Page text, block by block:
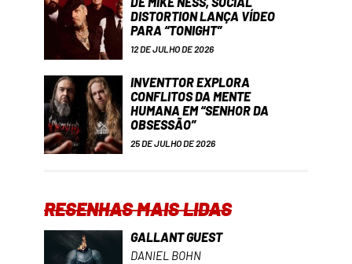
DISTORTION LANÇA VÍDEO
PARA “TONIGHT”
12 DE JULHO DE 2026
INVENTTOR EXPLORA
CONFLITOS DA MENTE
HUMANA EM “SENHOR DA
OBSESSÃO”
25 DE JULHO DE 2026
RESENHAS MAIS LIDAS
GALLANT GUEST
DANIEL BOHN